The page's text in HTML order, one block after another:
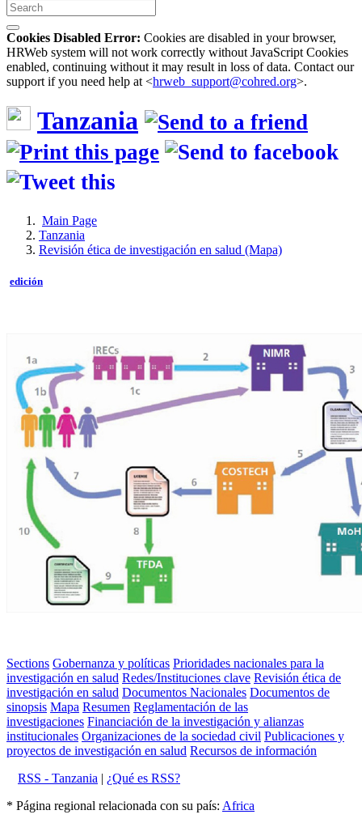
Cookies Disabled Error: Cookies are disabled in your browser,
HRWeb system will not work correctly without JavaScript Cookies
enabled, continuing without it may result in loss of data. Contact our
support if you need help at <hrweb_support@cohred.org>.
Tanzania
Main Page
Tanzania
Revisión ética de investigación en salud (Mapa)
edición
Sections Gobernanza y políticas Prioridades nacionales para la
investigación en salud Redes/Instituciones clave Revisión ética de
investigación en salud Documentos Nacionales Documentos de
sinopsis Mapa Resumen Reglamentación de las
investigaciones Financiación de la investigación y alianzas
institucionales Organizaciones de la sociedad civil Publicaciones y
proyectos de investigación en salud Recursos de información
RSS - Tanzania | ¿Qué es RSS?
* Página regional relacionada con su país: Africa